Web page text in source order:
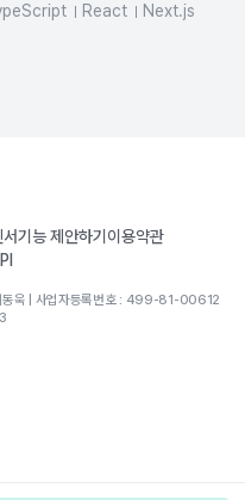
React
Next.js
기능 제안하기 이용약관
동욱 | 사업자등록번호 : 499-81-00612